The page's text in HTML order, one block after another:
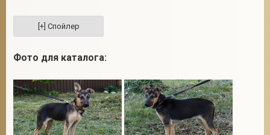
Фото для каталога: